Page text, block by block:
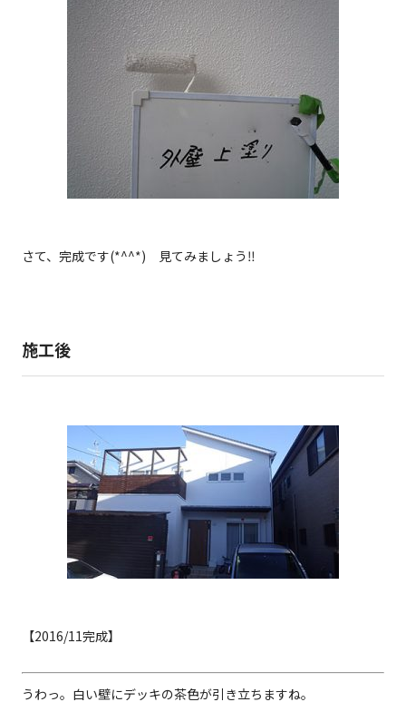
さて、完成です(*^^*) 見てみましょう‼
施工後
【2016/11完成】
うわっ。白い壁にデッキの茶色が引き立ちますね。